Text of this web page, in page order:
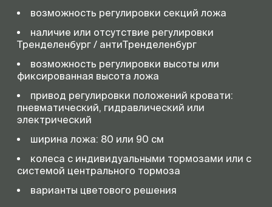
возможность регулировки секций ложа
наличие или отсутствие регулировки
Тренделенбург / антиТренделенбург
возможность регулировки высоты или
фиксированная высота ложа
привод регулировки положений кровати:
пневматический, гидравлический или
электрический
ширина ложа: 80 или 90 см
колеса с индивидуальными тормозами или с
системой центрального тормоза
варианты цветового решения